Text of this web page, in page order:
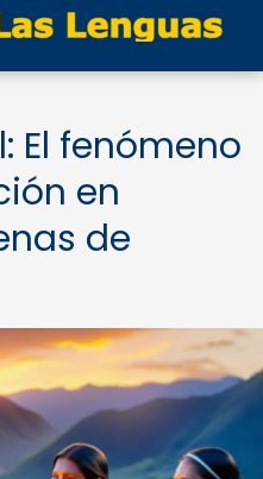
El fenómeno
en
de